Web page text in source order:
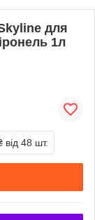
для
1л
від 48 шт.